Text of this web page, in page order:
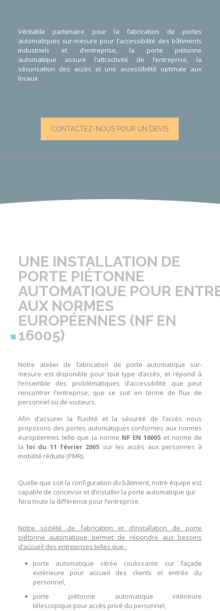
Véritable partenaire pour lafabrication de portes
automatiques sur-mesure pour l’accessibilité des bâtiments
industriels et d’entreprise, la porte piétonne
automatique assure l’attractivité de l’entreprise, la
sécurisation des accès et une accessibilité optimale aux
locaux.
CONTACTEZ-NOUS POUR UN DEVIS
UNE INSTALLATION DE
PORTE PIÉTONNE
AUTOMATIQUE POUR
AUX NORMES
EUROPÉENNES (NF EN
16005)
Notre atelier de fabrication de porte automatique sur-
mesure est disponible pour tout type d’accès, et répond à
l’ensemble des problématiques d’accessibilité que peut
rencontrer l’entreprise, que ce soit en terme de flux de
personnel ou de visiteurs.
Afin d’assurer la fluidité et la sécurité de l’accès nous
proposons des portes automatiques conformes aux normes
européennes telle que la norme NF EN 16005 et norme de
la loi du 11 février 2005 sur les accès aux personnes à
mobilité réduite (PMR).
Quelle que soit la configuration du bâtiment, notre équipe est
capable de concevoir et d’installer la porte automatique qui
fera toute la différence pour l’entreprise.
Notre société de fabrication et d’installation de porte
piétonne automatique permet de répondre aux besoins
d’accueil des entreprises telles que :
porte automatique vitrée coulissante sur façade
extérieure pour accueil des clients et entrée du
personnel,
porte piétonne automatique intérieure
télescopique pour accès privé du personnel,